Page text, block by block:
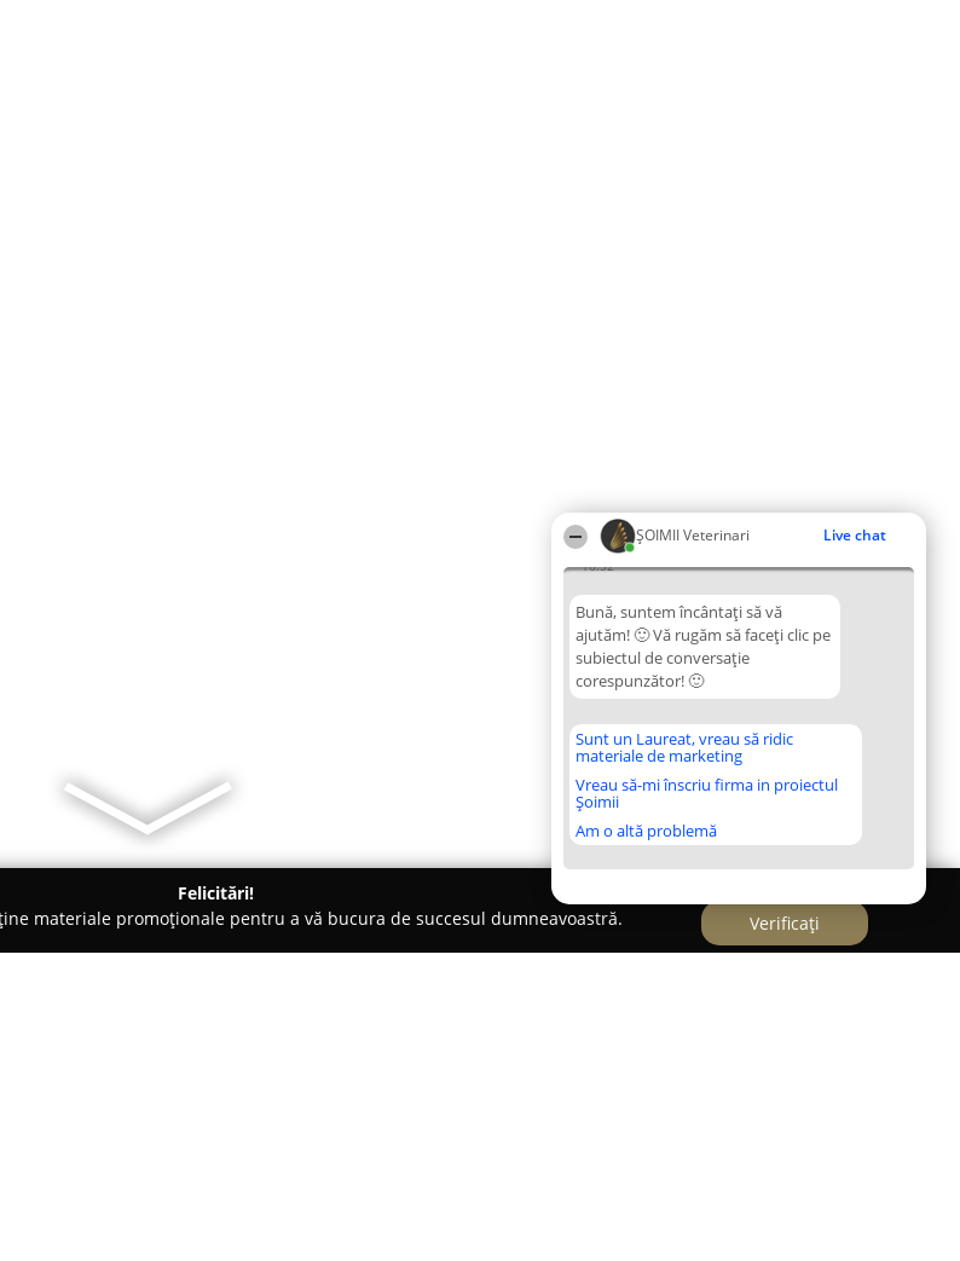
ȘOIMII Veterinari Live chat
16:52
Bună, suntem încântați să vă
ajutăm! 🙂 Vă rugăm să faceți clic pe
subiectul de conversație
corespunzător! 🙂
Sunt un Laureat, vreau să ridic
materiale de marketing
Vreau să-mi înscriu firma in proiectul
Șoimii
Am o altă problemă
Felicitări!
materiale promoționale pentru a vă bucura de succesul dumneavoastră.
Verificați